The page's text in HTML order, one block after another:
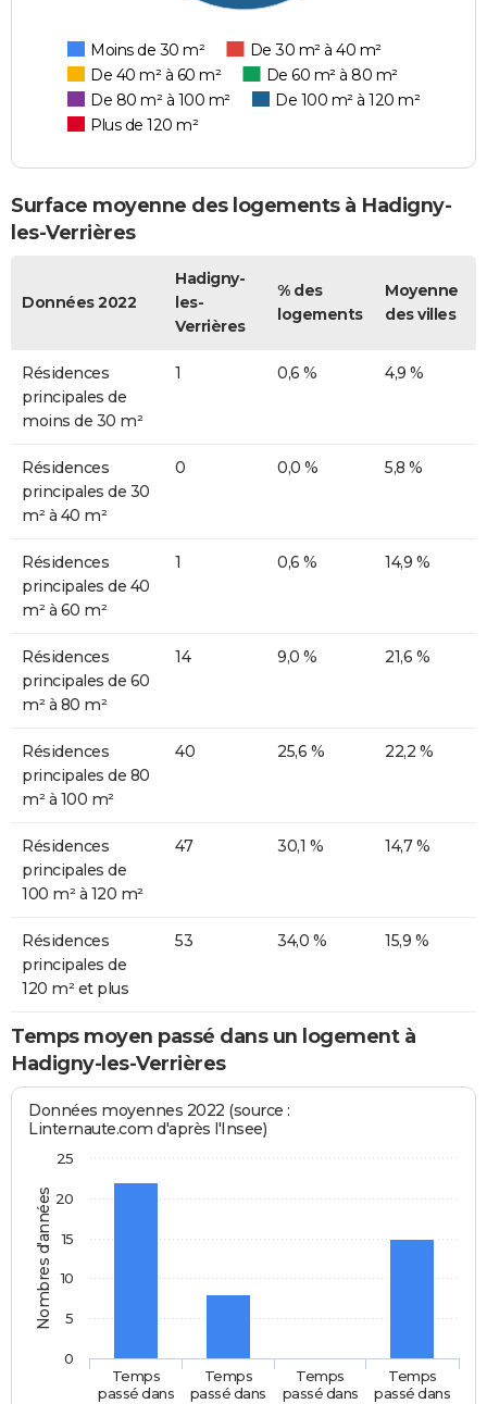
Moins de 30 m²
De 30 m² à 40 m²
De 40 m² à 60 m²
De 60 m² à 80 m²
De 80 m² à 100 m²
De 100 m² à 120 m²
Plus de 120 m²
Surface moyenne des logements à Hadigny-
les-Verrières
Données 2022
Hadigny-
les-
Verrières
% des
logements
Moyenne
des villes
Résidences
principales de
moins de 30 m²
1 0,6 % 4,9 %
Résidences
principales de 30
m² à 40 m²
0 0,0 % 5,8 %
Résidences
principales de 40
m² à 60 m²
1 0,6 % 14,9 %
Résidences
principales de 60
m² à 80 m²
14 9,0 % 21,6 %
Résidences
principales de 80
m² à 100 m²
40 25,6 % 22,2 %
Résidences
principales de
100 m² à 120 m²
47 30,1 % 14,7 %
Résidences
principales de
120 m² et plus
53 34,0 % 15,9 %
Temps moyen passé dans un logement à
Hadigny-les-Verrières
Nombres d'années
Données moyennes 2022 (source :
Linternaute.com d'après l'Insee)
Temps
passé dans
Temps
passé dans
Temps
passé dans
Temps
passé dans
0
5
10
15
20
25